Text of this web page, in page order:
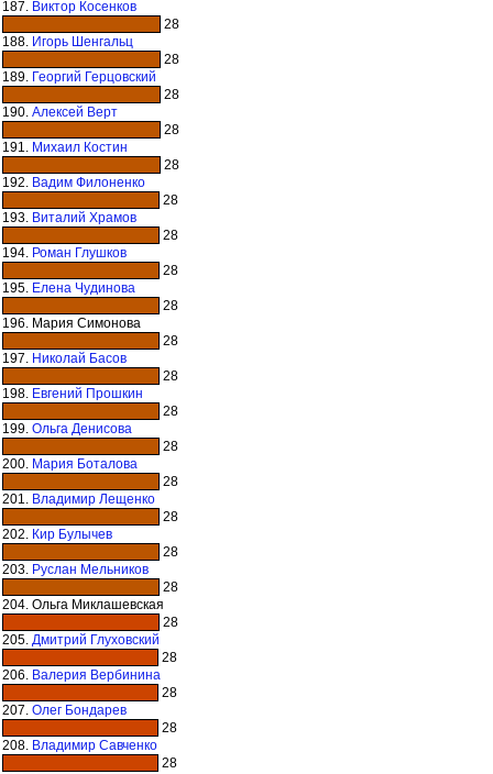
187. Виктор Косенков
28
188. Игорь Шенгальц
28
189. Георгий Герцовский
28
190. Алексей Верт
28
191. Михаил Костин
28
192. Вадим Филоненко
28
193. Виталий Храмов
28
194. Роман Глушков
28
195. Елена Чудинова
28
196. Мария Симонова
28
197. Николай Басов
28
198. Евгений Прошкин
28
199. Ольга Денисова
28
200. Мария Боталова
28
201. Владимир Лещенко
28
202. Кир Булычев
28
203. Руслан Мельников
28
204. Ольга Миклашевская
28
205. Дмитрий Глуховский
28
206. Валерия Вербинина
28
207. Олег Бондарев
28
208. Владимир Савченко
28